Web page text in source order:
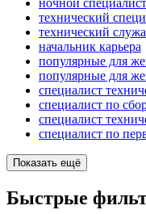
ночной
технический
технический
начальник карьера
популярные для
популярные для
специалист
специалист по
специалист
специалист по
Показать ещё
Быстрые